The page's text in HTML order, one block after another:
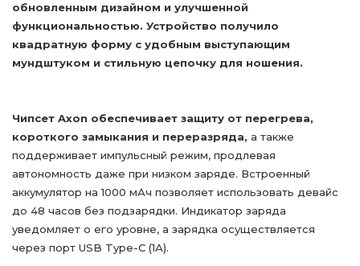
обновленным дизайном и улучшенной
функциональностью. Устройство получило
квадратную форму с удобным выступающим
мундштуком и стильную цепочку для ношения.
Чипсет Axon обеспечивает защиту от перегрева,
короткого замыкания и переразряда, а также
поддерживает импульсный режим, продлевая
автономность даже при низком заряде. Встроенный
аккумулятор на 1000 мАч позволяет использовать девайс
до 48 часов без подзарядки. Индикатор заряда
уведомляет о его уровне, а зарядка осуществляется
через порт USB Type-C (1А).